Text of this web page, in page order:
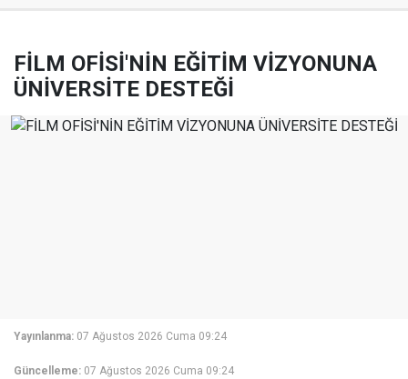
FİLM OFİSİ'NİN EĞİTİM VİZYONUNA
ÜNİVERSİTE DESTEĞİ
Yayınlanma: 07 Ağustos 2026 Cuma 09:24
Güncelleme: 07 Ağustos 2026 Cuma 09:24